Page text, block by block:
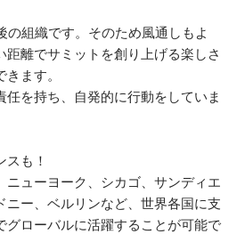
の組織です。そのため風通しもよ
距離でサミットを創り上げる楽しさ
ます。
任を持ち、自発的に行動をしていま
も！
ニューヨーク、シカゴ、サンディエ
ニー、ベルリンなど、世界各国に支
グローバルに活躍することが可能で